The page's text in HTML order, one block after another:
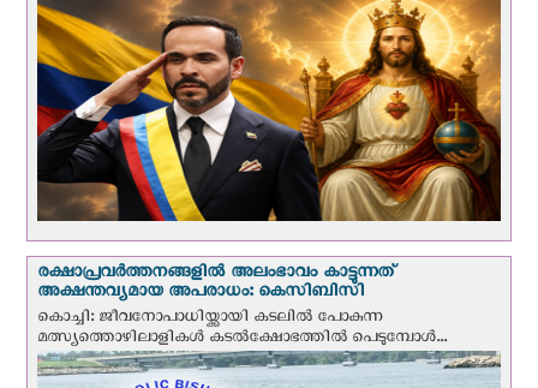
രക്ഷാപ്രവര്‍ത്തനങ്ങളില്‍ അലംഭാവം കാട്ടുന്നത്
അക്ഷന്തവ്യമായ അപരാധം: കെസിബിസി
കൊച്ചി: ജീവനോപാധിയ്ക്കായി കടലില്‍ പോകുന്ന
മത്സ്യത്തൊഴിലാളികള്‍ കടല്‍ക്ഷോഭത്തില്‍ പെടുമ്പോള്‍...